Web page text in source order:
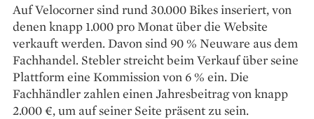
Auf Velocorner sind rund 30.000 Bikes inseriert, von
denen knapp 1.000 pro Monat über die Website
verkauft werden. Davon sind 90 % Neuware aus dem
Fachhandel. Stebler streicht beim Verkauf über seine
Plattform eine Kommission von 6 % ein. Die
Fachhändler zahlen einen Jahresbeitrag von knapp
2.000 €, um auf seiner Seite präsent zu sein.